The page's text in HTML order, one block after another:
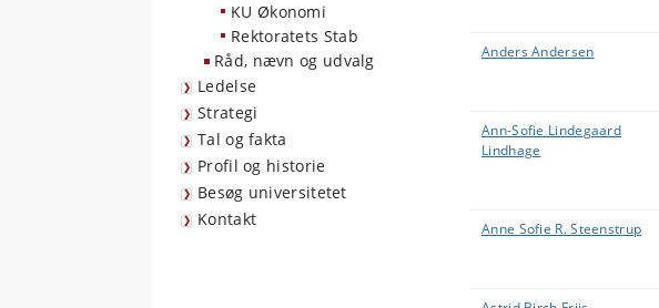
KU Økonomi
Rektoratets Stab
Råd, nævn og udvalg
Ledelse
Strategi
Tal og fakta
Profil og historie
Besøg universitetet
Kontakt
Anders Andersen
Ann-Sofie Lindegaard
Lindhage
Anne Sofie R. Steenstrup